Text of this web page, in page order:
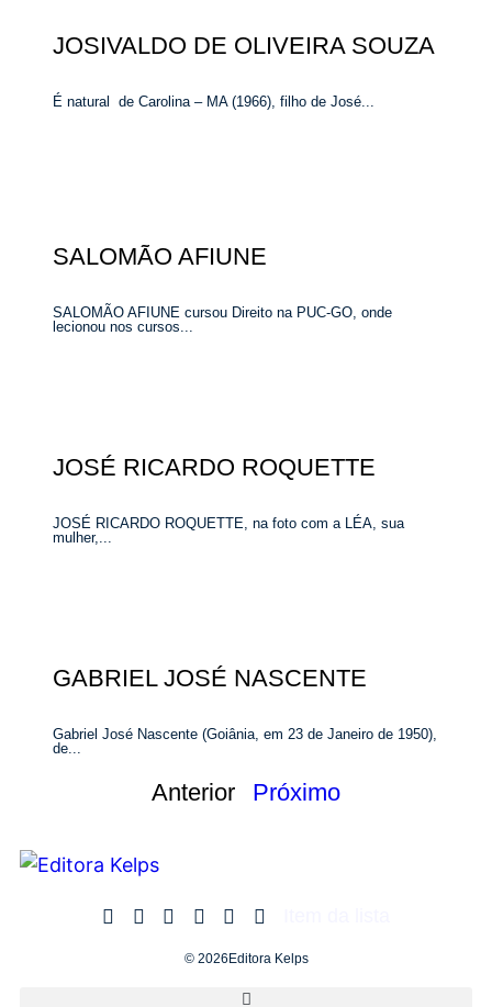
JOSIVALDO DE OLIVEIRA SOUZA
É natural de Carolina – MA (1966), filho de José...
SALOMÃO AFIUNE
SALOMÃO AFIUNE cursou Direito na PUC-GO, onde
lecionou nos cursos...
JOSÉ RICARDO ROQUETTE
JOSÉ RICARDO ROQUETTE, na foto com a LÉA, sua
mulher,...
GABRIEL JOSÉ NASCENTE
Gabriel José Nascente (Goiânia, em 23 de Janeiro de 1950),
de...
Anterior Próximo
© 2026Editora Kelps